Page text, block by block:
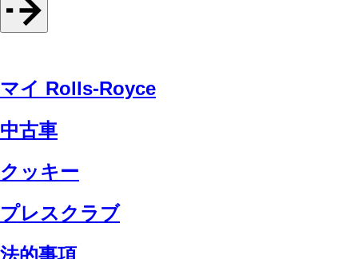
マイ Rolls-Royce
中古車
クッキー
プレスクラブ